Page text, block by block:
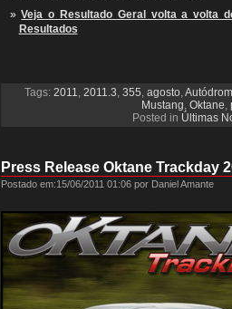
Veja o Resultado Geral volta a volta
Resultados
Tags: 2011, 2011.3, 355, agosto,
Mustang, Oktane,
Posted in Últimas
Press Release Oktane Trackday
Postado em:15/06/2011 01:06 por Daniel Amante